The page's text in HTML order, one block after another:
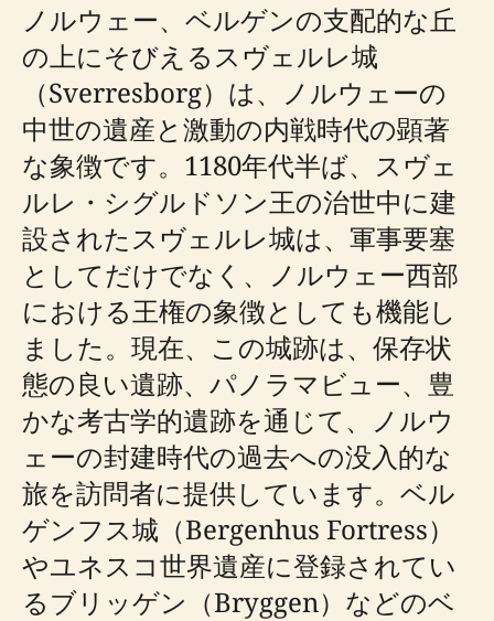
ノルウェー、ベルゲンの支配的な丘
の上にそびえるスヴェルレ城
（Sverresborg）は、ノルウェーの
中世の遺産と激動の内戦時代の顕著
な象徴です。1180年代半ば、スヴェ
ルレ・シグルドソン王の治世中に建
設されたスヴェルレ城は、軍事要塞
としてだけでなく、ノルウェー西部
における王権の象徴としても機能し
ました。現在、この城跡は、保存状
態の良い遺跡、パノラマビュー、豊
かな考古学的遺跡を通じて、ノルウ
ェーの封建時代の過去への没入的な
旅を訪問者に提供しています。ベル
ゲンフス城（Bergenhus Fortress）
やユネスコ世界遺産に登録されてい
るブリッゲン（Bryggen）などのベ